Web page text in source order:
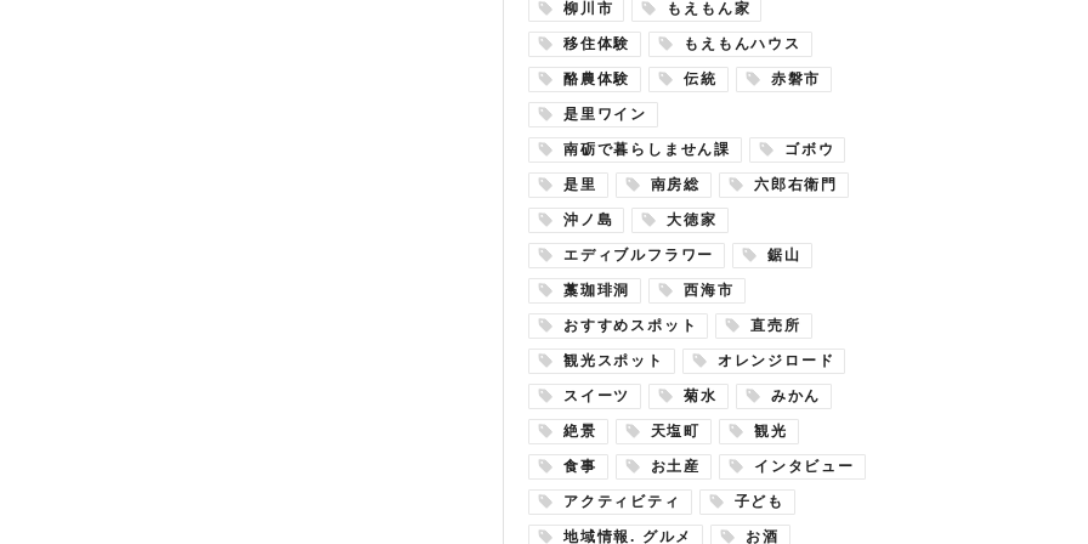
柳川市 もえもん家
移住体験 もえもんハウス
酪農体験 伝統 赤磐市
是里ワイン
南砺で暮らしません課 ゴボウ
是里 南房総 六郎右衛門
沖ノ島 大徳家
エディブルフラワー 鋸山
藁珈琲洞 西海市
おすすめスポット 直売所
観光スポット オレンジロード
スイーツ 菊水 みかん
絶景 天塩町 観光
食事 お土産 インタビュー
アクティビティ 子ども
地域情報. グルメ お酒